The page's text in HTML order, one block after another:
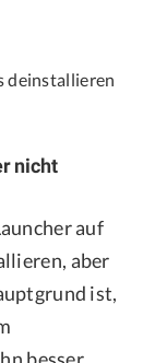
deinstallieren
nicht
auf
aber
ist,